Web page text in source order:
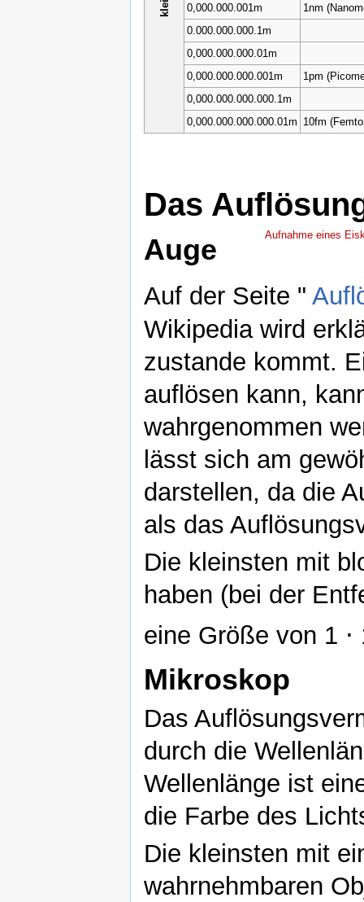
0,000.000.001m
1nm
0.000.000.000.1m
0,000.000.000.01m
0,000.000.000.001m
1pm
0,000.000.000.000.1m
0,000.000.000.000.01m 10fm
Das
Aufnahme eines
Auge
Auf der Seite "
Wikipedia wird
zustande kommt.
auflösen kann,
wahrgenommen
lässt sich am
darstellen, da die
als das
Die kleinsten mit
haben (bei der
eine Größe von 1 ⋅
Mikroskop
Das
durch die
Wellenlänge ist
die Farbe des
Die kleinsten mit
wahrnehmbaren